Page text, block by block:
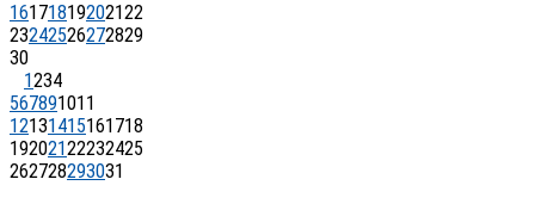
16171819202122
23242526272829
30
1234
567891011
12131415161718
19202122232425
262728293031